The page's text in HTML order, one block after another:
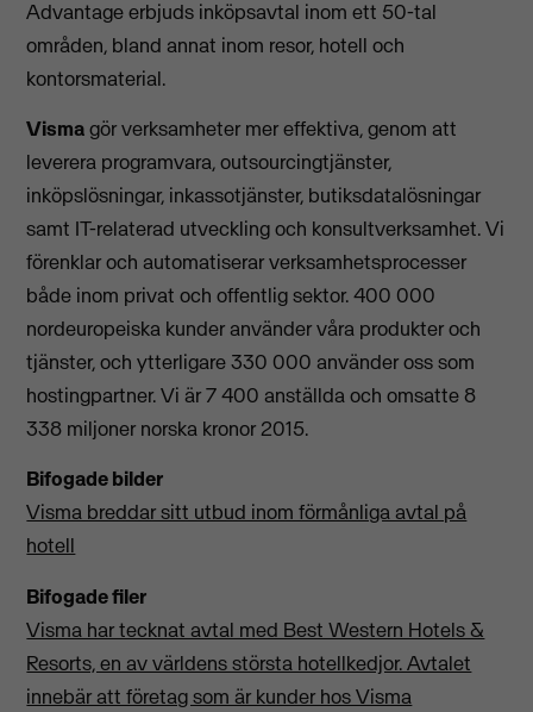
Advantage erbjuds inköpsavtal inom ett 50-tal
områden, bland annat inom resor, hotell och
kontorsmaterial.
Vismagör verksamheter mer effektiva, genom att
leverera programvara, outsourcingtjänster,
inköpslösningar, inkassotjänster, butiksdatalösningar
samt IT-relaterad utveckling och konsultverksamhet. Vi
förenklar och automatiserar verksamhetsprocesser
både inom privat och offentlig sektor. 400 000
nordeuropeiska kunder använder våra produkter och
tjänster, och ytterligare 330 000 använder oss som
hostingpartner. Vi är 7 400 anställda och omsatte 8
338 miljoner norska kronor 2015.
Bifogade bilder
Visma breddar sitt utbud inom förmånliga avtal på
hotell
Bifogade filer
Visma har tecknat avtal med Best Western Hotels &
Resorts, en av världens största hotellkedjor. Avtalet
innebär att företag som är kunder hos Visma